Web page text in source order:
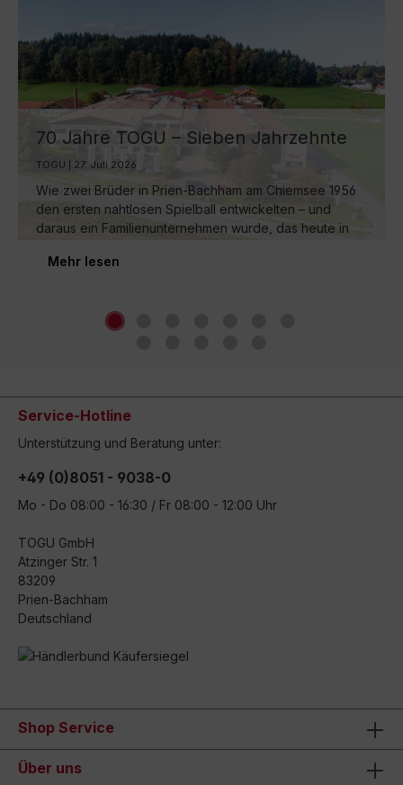
70 Jahre TOGU – Sieben Jahrzehnte
Ball-Manufaktur am Chiemsee
TOGU | 27. Juli 2026
Wie zwei Brüder in Prien-Bachham am Chiemsee 1956
den ersten nahtlosen Spielball entwickelten – und
daraus ein Familienunternehmen wurde, das heute in
Mehr lesen
Service-Hotline
Unterstützung und Beratung unter:
+49 (0)8051 - 9038-0
Mo - Do 08:00 - 16:30 / Fr 08:00 - 12:00 Uhr
TOGU GmbH
Atzinger Str. 1
83209
Prien-Bachham
Deutschland
Shop Service
Über uns